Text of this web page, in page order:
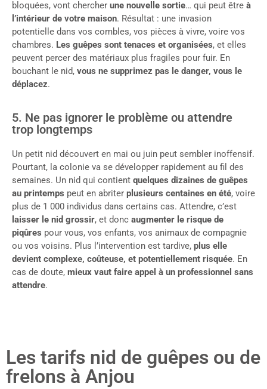
bloquées, vont chercher une nouvelle sortie… qui peut être à
l’intérieur de votre maison. Résultat : une invasion
potentielle dans vos combles, vos pièces à vivre, voire vos
chambres. Les guêpes sont tenaces et organisées, et elles
peuvent percer des matériaux plus fragiles pour fuir. En
bouchant le nid, vous ne supprimez pas le danger, vous le
déplacez.
5. Ne pas ignorer le problème ou attendre
trop longtemps
Un petit nid découvert en mai ou juin peut sembler inoffensif.
Pourtant, la colonie va se développer rapidement au fil des
semaines. Un nid qui contient quelques dizaines de guêpes
au printemps peut en abriter plusieurs centaines en été, voire
plus de 1 000 individus dans certains cas. Attendre, c’est
laisser le nid grossir, et donc augmenter le risque de
piqûres pour vous, vos enfants, vos animaux de compagnie
ou vos voisins. Plus l’intervention est tardive, plus elle
devient complexe, coûteuse, et potentiellement risquée. En
cas de doute, mieux vaut faire appel à un professionnel sans
attendre.
Les tarifs nid de guêpes ou de
frelons à Anjou